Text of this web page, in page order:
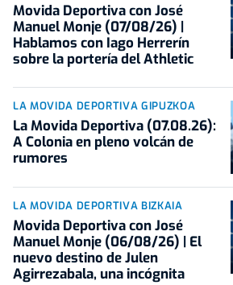
Movida Deportiva con José
Manuel Monje (07/08/26) |
Hablamos con Iago Herrerín
sobre la portería del Athletic
LA MOVIDA DEPORTIVA GIPUZKOA
La Movida Deportiva (07.08.26):
A Colonia en pleno volcán de
rumores
LA MOVIDA DEPORTIVA BIZKAIA
Movida Deportiva con José
Manuel Monje (06/08/26) | El
nuevo destino de Julen
Agirrezabala, una incógnita